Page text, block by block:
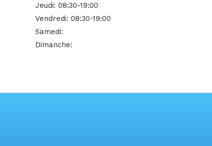
Jeudi: 08:30-19:00
Vendredi: 08:30-19:00
Samedi:
Dimanche: